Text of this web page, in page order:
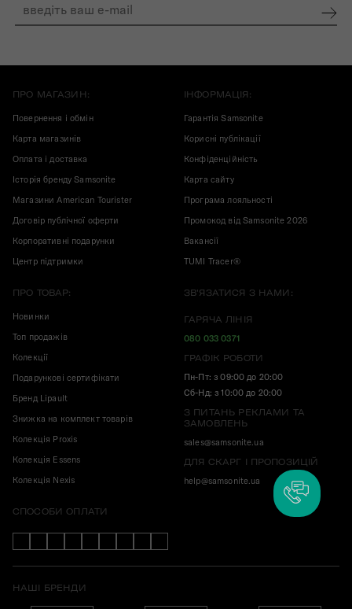
ПРО МАГАЗИН:
Повернення і обмін
Карта магазинів
Оплата і доставка
Історія бренду Samsonite
Магазини American Tourister
Договір публічної оферти
Корпоративні подарунки
Центр підтримки
ІНФОРМАЦІЯ:
Гарантія Samsonite
Корисні публікації
Конфіденційність
Карта сайту
Програма лояльності
Промокод від Samsonite 2026
Вакансії
TUMI Tracer®
ПРО ТОВАР:
Новинки
Топ продажів
Колекції
Подарункові сертифікати
Бренд Lipault
Знижка на комплект товарів
Колекція Proxis
Колекція Essens
Колекція Nexis
ЗВ'ЯЗАТИСЯ З НАМИ:
ГАРЯЧА ЛІНІЯ
080 033 0371
ГРАФІК РОБОТИ
Пн-Пт: з 09:00 до 20:00
Сб-Нд: з 10:00 до 20:00
З ПИТАНЬ РЕКЛАМИ ТА
ЗАМОВЛЕНЬ
sales@samsonite.ua
ДЛЯ СКАРГ І ПРОПОЗИЦІЙ
help@samsonite.ua
СПОСОБИ ОПЛАТИ
НАШІ БРЕНДИ